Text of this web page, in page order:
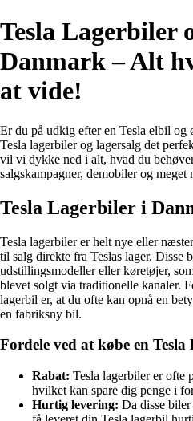
Tesla Lagerbiler
Danmark – Alt
at vide!
Er du på udkig efter en Tesla elbil og
Tesla lagerbiler og lagersalg det
vil vi dykke ned i alt, hvad du
salgskampagner, demobiler og meget
Tesla Lagerbiler i
Tesla lagerbiler er helt nye eller
til salg direkte fra Teslas lager. Disse
udstillingsmodeller eller køretøjer,
blevet solgt via traditionelle kanaler.
lagerbil er, at du ofte kan opnå en
en fabriksny bil.
Fordele ved at købe en
Rabat: Tesla lagerbiler er ofte
hvilket kan spare dig penge i
Hurtig levering: Da disse